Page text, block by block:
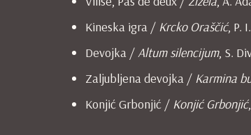
Kineska igra / Krcko Oraščić, P.
Devojka /Altum silencijum, S.
Zaljubljena devojka / Karmina
Konjić Grbonjić / Konjić Grbonjić